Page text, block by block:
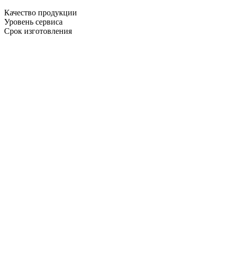
Качество продукции
Уровень сервиса
Срок изготовления